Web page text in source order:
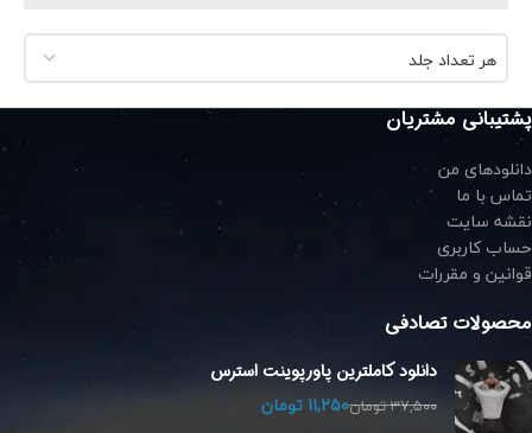
هر تعداد جلد
پشتیبانی مشتریان
دانلودهای من
تماس با ما
نقشه سایت
حساب کاربری
قوانین و مقررات
محصولات تصادفی
دانلود کاملترین پاورپوینت استرس
۳۷,۵۰۰تومان۱۱,۲۵۰ تومان